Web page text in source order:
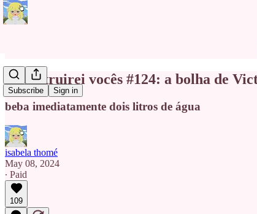
Subscribe Sign in
eu destruirei vocês #124: a bolha de
beba imediatamente dois litros de água
isabela thomé
May 08, 2024
∙ Paid
109